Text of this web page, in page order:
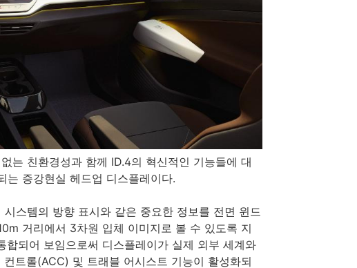
는 친환경성과 함께 ID.4의 혁신적인 기능들에 대
는 증강현실 헤드업 디스플레이다.
스템의 방향 표시와 같은 중요한 정보를 전면 윈드
거리에서 3차원 입체 이미지로 볼 수 있도록 지
되어 보임으로써 디스플레이가 실제 외부 세계와
트롤(ACC) 및 트래블 어시스트 기능이 활성화되